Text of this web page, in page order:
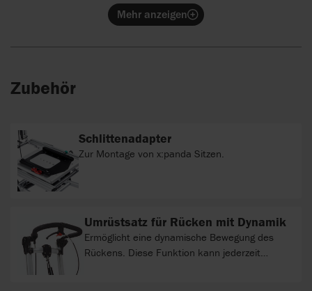
Mehr anzeigen
Zubehör
Schlittenadapter
Zur Montage von x:panda Sitzen.
Umrüstsatz für Rücken mit Dynamik
Ermöglicht eine dynamische Bewegung des
Rückens. Diese Funktion kann jederzeit